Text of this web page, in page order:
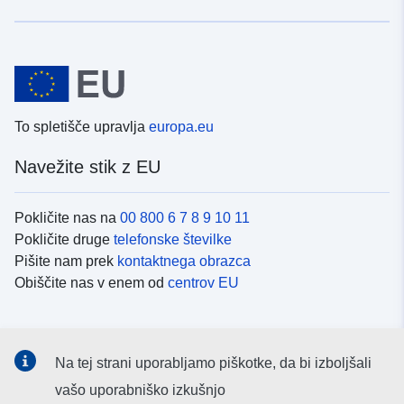
To spletišče upravlja europa.eu
Navežite stik z EU
Pokličite nas na 00 800 6 7 8 9 10 11
Pokličite druge telefonske številke
Pišite nam prek kontaktnega obrazca
Obiščite nas v enem od centrov EU
Iskanje podružbenih medijih EU
Na tej strani uporabljamo piškotke, da bi izboljšali
vašo uporabniško izkušnjo